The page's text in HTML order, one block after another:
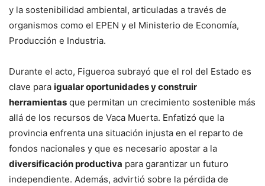
y la sostenibilidad ambiental, articuladas a través de
organismos como el EPEN y el Ministerio de Economía,
Producción e Industria.
Durante el acto, Figueroa subrayó que el rol del Estado es
clave para igualar oportunidades y construir
herramientas que permitan un crecimiento sostenible más
allá de los recursos de Vaca Muerta. Enfatizó que la
provincia enfrenta una situación injusta en el reparto de
fondos nacionales y que es necesario apostar a la
diversificación productiva para garantizar un futuro
independiente. Además, advirtió sobre la pérdida de